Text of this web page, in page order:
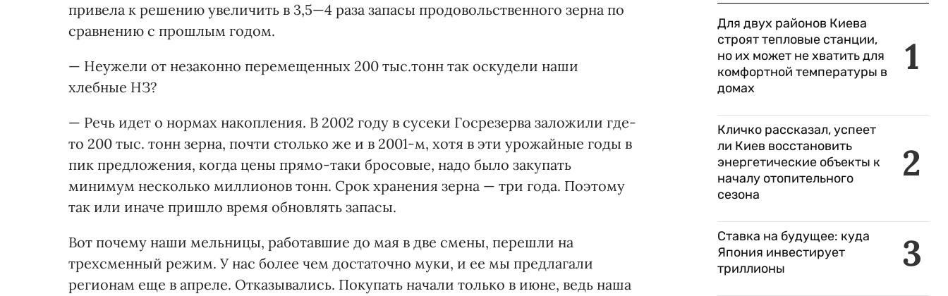
привела к решению увеличить в 3,5—4 раза запасы продовольственного зерна по
сравнению с прошлым годом.
— Неужели от незаконно перемещенных 200 тыс.тонн так оскудели наши
хлебные НЗ?
— Речь идет о нормах накопления. В 2002 году в сусеки Госрезерва заложили где-
то 200 тыс. тонн зерна, почти столько же и в 2001-м, хотя в эти урожайные годы в
пик предложения, когда цены прямо-таки бросовые, надо было закупать
минимум несколько миллионов тонн. Срок хранения зерна — три года. Поэтому
так или иначе пришло время обновлять запасы.
Вот почему наши мельницы, работавшие до мая в две смены, перешли на
трехсменный режим. У нас более чем достаточно муки, и ее мы предлагали
регионам еще в апреле. Отказывались. Покупать начали только в июне, ведь наша
1
Для двух районов Киева
строят тепловые станции,
но их может не хватить для
комфортной температуры в
домах
2
Кличко рассказал, успеет
ли Киев восстановить
энергетические объекты к
началу отопительного
сезона
3
Ставка на будущее: куда
Япония инвестирует
триллионы